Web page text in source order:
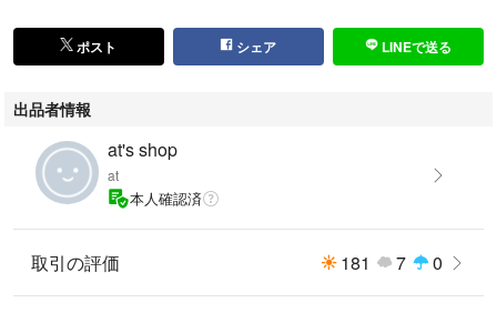
今ではなかなか手に入りません。
画像のものが全てとなります。
他の商品とまとめ買いもおすすめです。
ぜひ、商品一覧からご覧ください。
ポスト シェア LINEで送る
出品者情報
at's shop
at
本人確認済
取引の評価 181 7 0